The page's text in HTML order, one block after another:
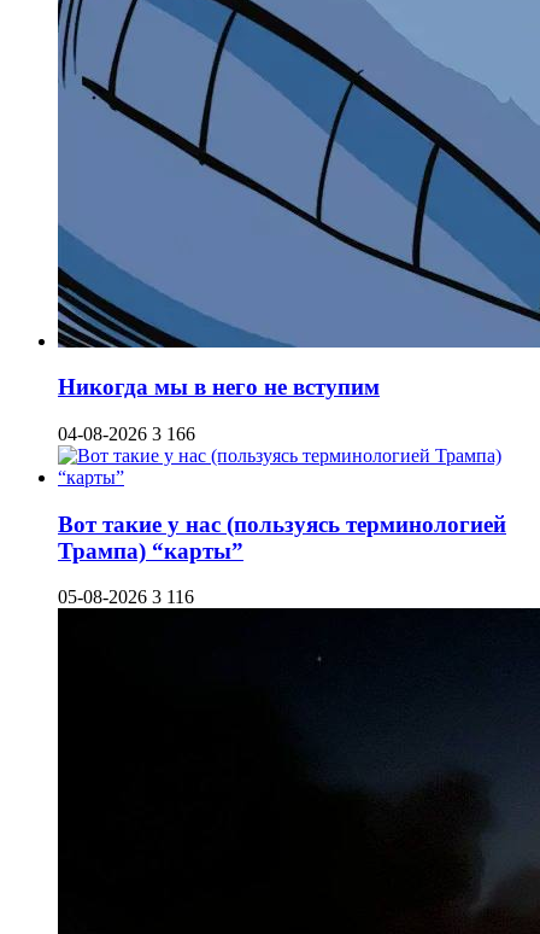
Никогда мы в него не вступим
04-08-2026 3 166
Вот такие у нас (пользуясь терминологией
Трампа) “карты”
05-08-2026 3 116